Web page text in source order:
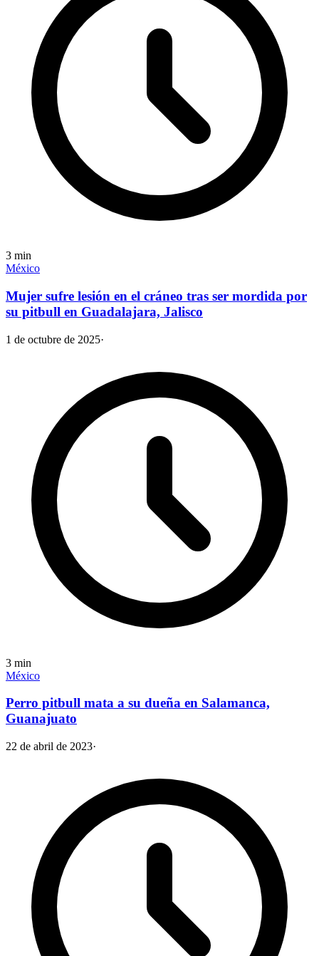
3 min
México
Mujer sufre lesión en el cráneo tras ser mordida por
su pitbull en Guadalajara, Jalisco
1 de octubre de 2025·
3 min
México
Perro pitbull mata a su dueña en Salamanca,
Guanajuato
22 de abril de 2023·